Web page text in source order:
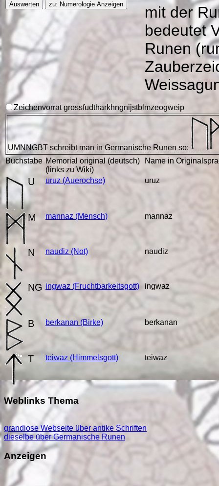
mit der
bedeutet
Runen
Zeichenvorrat grossfudtharkhngnijstb mzeogweip
UMNNGBT schreibt man in Germanische Runen so:
Buchstabe Memorial original (deutsch)
(links zu Wiki)
Name in
U uruz(Auerochse) uruz
M mannaz (Mensch) mannaz
N naudiz (Not) naudiz
NG ingwaz (Fruchtbarkeitsgott) ingwaz
B berkanan (Birke) berkanan
T teiwaz (Himmelsgott) teiwaz
Weblinks Thema
grandiose Webseite über antike Schriften
dieselbe über Germanische Runen
Anzeigen